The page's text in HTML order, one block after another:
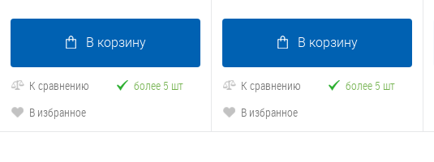
В корзину
К сравнению
более 5 шт
В избранное
В корзину
К сравнению
более 5 шт
В избранное